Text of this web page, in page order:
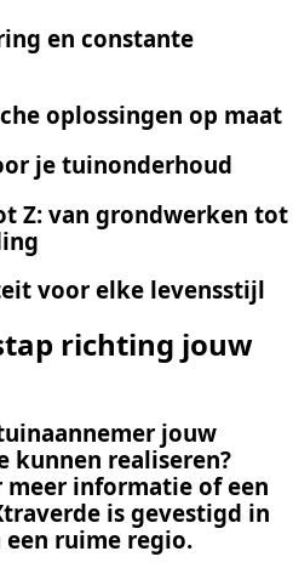
en constante
oplossingen op maat
je tuinonderhoud
Z: van grondwerken tot
voor elke levensstijl
richting jouw
jouw
kunnen realiseren?
informatie of een
is gevestigd in
ruime regio.